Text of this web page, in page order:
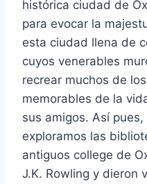
histórica ciudad de
para evocar la
esta ciudad llena de
cuyos venerables
recrear muchos de
memorables de la
sus amigos. Así
exploramos las
antiguos college de
J.K. Rowling y dieron